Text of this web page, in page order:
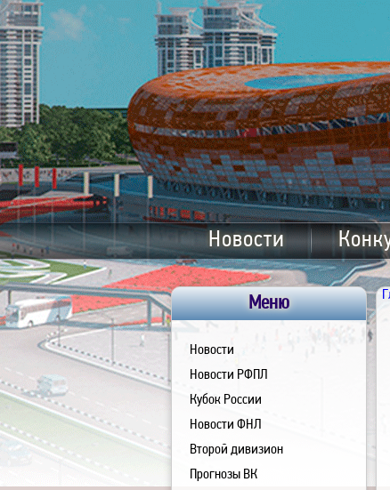
Новости
Меню
Новости
Новости РФПЛ
Кубок России
Новости ФНЛ
Второй дивизион
Прогнозы ВК